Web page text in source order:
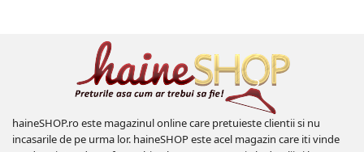
haineSHOP.ro este magazinul online care pretuieste clientii si nu
incasarile de pe urma lor. haineSHOP este acel magazin care iti vinde